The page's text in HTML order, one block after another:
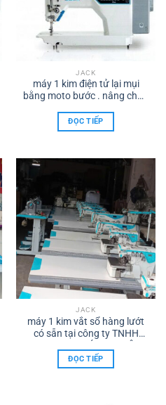
JACK
máy 1 kim điện tử lại mụi
bằng moto bước . nâng chân
ĐỌC TIẾP
JACK
máy 1 kim vắt sổ hàng lướt
có sẵn tại công ty TNHH
TMDV XNK MÁY MAY TÂM
HỒNG PHÁT
ĐT.0986.960.615
ĐỌC TIẾP